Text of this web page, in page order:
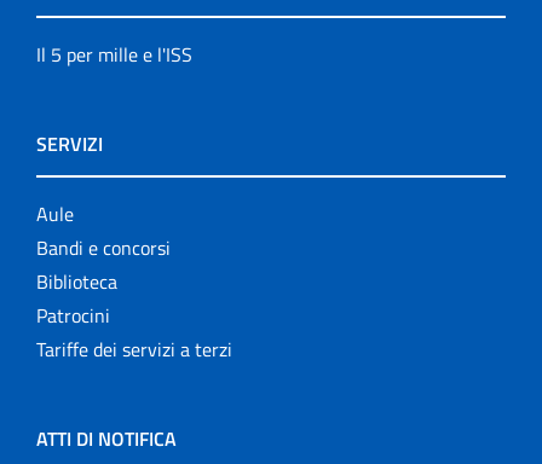
Il 5 per mille e l'ISS
SERVIZI
Aule
Bandi e concorsi
Biblioteca
Patrocini
Tariffe dei servizi a terzi
ATTI DI NOTIFICA